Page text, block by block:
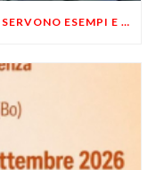
LIBERTÀ, LE IDEE NON BASTANO! SERVONO ESEMPI E UN PO’ DI COERENZA